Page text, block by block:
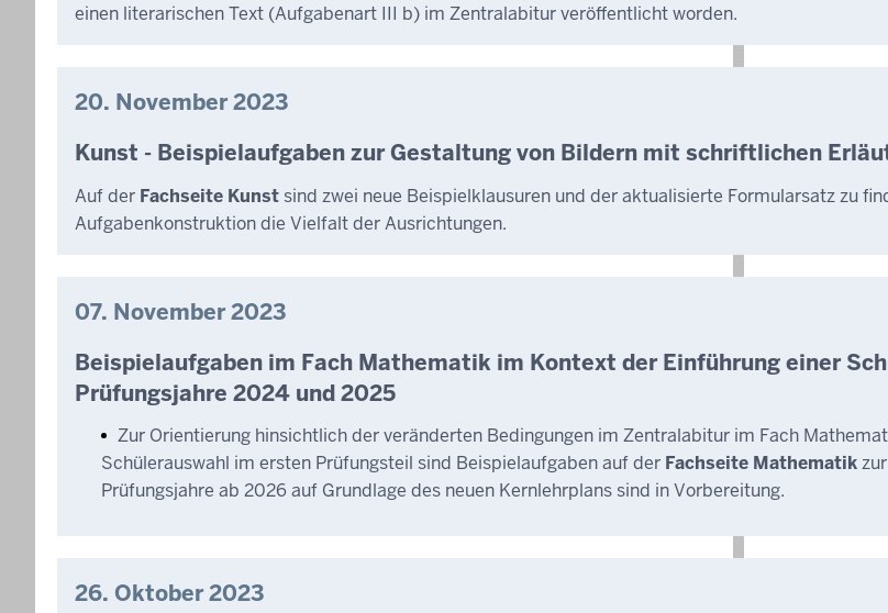
einen literarischen Text (Aufgabenart III b) im Zentralabitur veröffentlicht worden.
20. November 2023
Kunst - Beispielaufgaben zur Gestaltung von Bildern mit schriftlichen
Auf der Fachseite Kunstsind zwei neue Beispielklausuren und der aktualisierte Formularsatz zu
Aufgabenkonstruktion die Vielfalt der Ausrichtungen.
07. November 2023
Beispielaufgaben im Fach Mathematik im Kontext der Einführung einer
Prüfungsjahre 2024 und 2025
Zur Orientierung hinsichtlich der veränderten Bedingungen im Zentralabitur im Fach
Schülerauswahl im ersten Prüfungsteil sind Beispielaufgaben auf der Fachseite Mathematik
Prüfungsjahre ab 2026 auf Grundlage des neuen Kernlehrplans sind in Vorbereitung.
26. Oktober 2023